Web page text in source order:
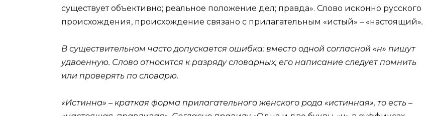
существует объективно; реальное положение дел; правда». Слово исконно русского
происхождения, происхождение связано с прилагательным «истый» – «настоящий».
В существительном часто допускается ошибка: вместо одной согласной «н» пишут
удвоенную. Слово относится к разряду словарных, его написание следует помнить
или проверять по словарю.
«Истинна» – краткая форма прилагательного женского рода «истинная», то есть –